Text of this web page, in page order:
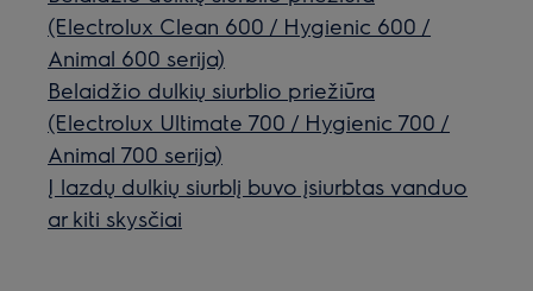
(Electrolux Clean 600 / Hygienic 600 /
Animal 600 serija)
Belaidžio dulkių siurblio priežiūra
(Electrolux Ultimate 700 / Hygienic 700 /
Animal 700 serija)
Į lazdų dulkių siurblį buvo įsiurbtas vanduo
ar kiti skysčiai